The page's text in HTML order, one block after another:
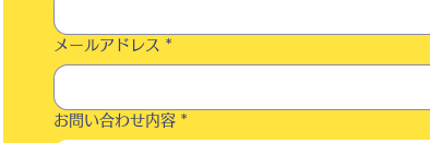
メールアドレス *
お問い合わせ内容 *